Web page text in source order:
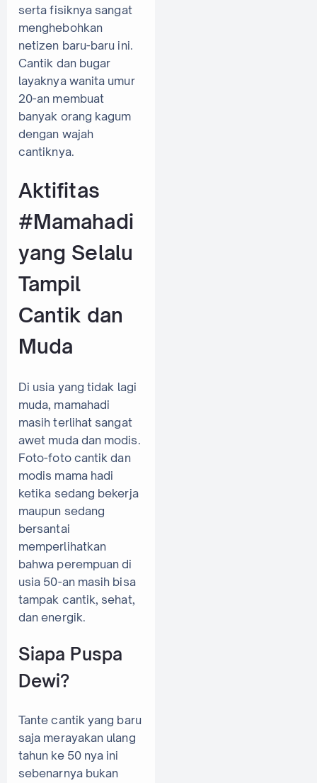
serta fisiknya sangat
menghebohkan
netizen baru-baru ini.
Cantik dan bugar
layaknya wanita umur
20-an membuat
banyak orang kagum
dengan wajah
cantiknya.
Aktifitas
#Mamahadi
yang Selalu
Tampil
Cantik dan
Muda
Di usia yang tidak lagi
muda, mamahadi
masih terlihat sangat
awet muda dan modis.
Foto-foto cantik dan
modis mama hadi
ketika sedang bekerja
maupun sedang
bersantai
memperlihatkan
bahwa perempuan di
usia 50-an masih bisa
tampak cantik, sehat,
dan energik.
Siapa Puspa
Dewi?
Tante cantik yang baru
saja merayakan ulang
tahun ke 50 nya ini
sebenarnya bukan